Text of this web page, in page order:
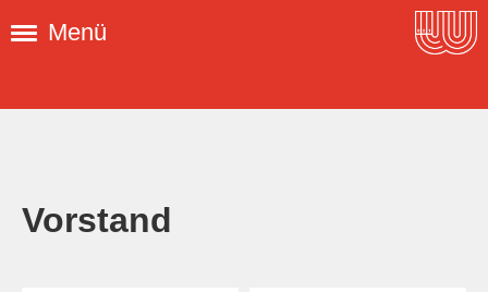
Menü
Vorstand